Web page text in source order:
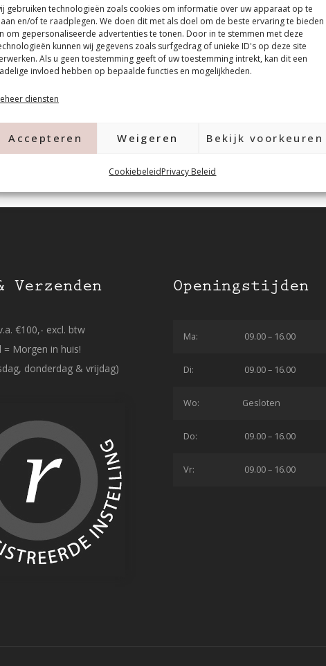
gebruiken technologieën zoals cookies om informatie over uw apparaat op te
en/of te raadplegen. We doen dit met als doel om de beste ervaring te bieden
om gepersonaliseerde advertenties te tonen. Door in te stemmen met deze
kunnen wij gegevens zoals surfgedrag of unieke ID's op deze site
Als u geen toestemming geeft of uw toestemming intrekt, kan dit een
invloed hebben op bepaalde functies en mogelijkheden.
diensten
Accepteren Weigeren Bekijk voorkeuren
CookiebeleidPrivacy Beleid
afstand wordt verblind!
nog meer!
Verzenden
€100,- excl. btw
Morgen in huis!
donderdag & vrijdag)
Openingstijden
Ma: 09.00 – 16.00
Di: 09.00 – 16.00
Wo: Gesloten
Do: 09.00 – 16.00
Vr: 09.00 – 16.00